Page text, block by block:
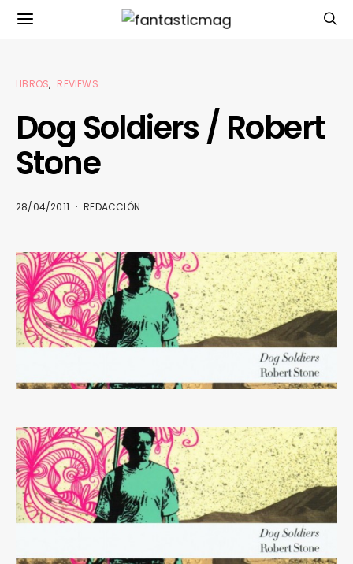
LIBROS REVIEWS
Dog Soldiers / Robert
Stone
28/04/2011 REDACCIÓN